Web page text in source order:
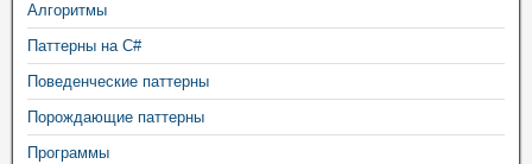
Алгоритмы
Паттерны на C#
Поведенческие паттерны
Порождающие паттерны
Программы